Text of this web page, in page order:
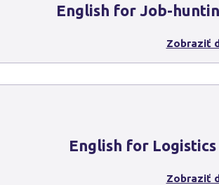
English for Job-
Zobraziť
English for Logistics
Zobraziť